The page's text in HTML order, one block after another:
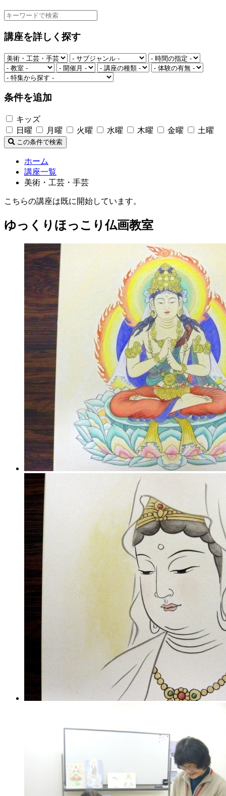
講座を詳しく探す
条件を追加
キッズ
日曜
月曜 火曜 水曜 木曜 金曜 土曜
この条件で検索
ホーム
講座一覧
美術・工芸・手芸
こちらの講座は既に開始しています。
ゆっくりほっこり仏画教室